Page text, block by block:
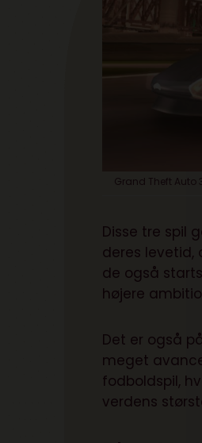
Grand Theft Auto
Disse tre spil
deres levetid,
de også
højere
Det er også
meget
fodboldspil,
verdens